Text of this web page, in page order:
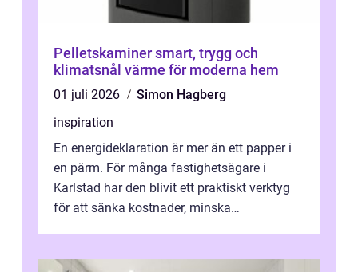
Pelletskaminer smart, trygg och
klimatsnål värme för moderna hem
01 juli 2026
Simon Hagberg
inspiration
En energideklaration är mer än ett papper i
en pärm. För många fastighetsägare i
Karlstad har den blivit ett praktiskt verktyg
för att sänka kostnader, minska